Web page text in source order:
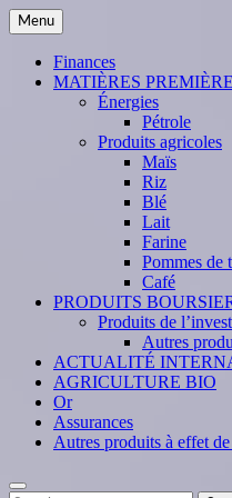
Skip
to
content
Menu
Finances
MATIÈRES
Énergies
Pétrole
Produits agricoles
Maïs
Riz
Blé
Lait
Farine
Pommes de
Café
PRODUITS
Produits de
Autres
ACTUALITÉ
AGRICULTURE BIO
Or
Assurances
Autres produits à effet
Search